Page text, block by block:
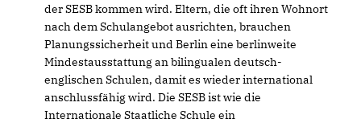
der SESB kommen wird. Eltern, die oft ihren Wohnort
nach dem Schulangebot ausrichten, brauchen
Planungssicherheit und Berlin eine berlinweite
Mindestausstattung an bilingualen deutsch-
englischen Schulen, damit es wieder international
anschlussfähig wird. Die SESB ist wie die
Internationale Staatliche Schule ein